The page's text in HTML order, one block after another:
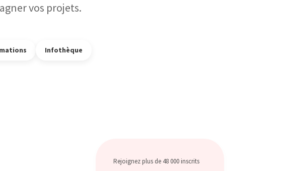
vos projets.
Infothèque
Rejoignez plus de 48 000 inscrits